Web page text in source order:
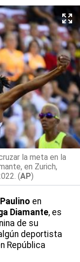
la meta en la
en Zurich,
(AP)
en
Diamante, es
de su
deportista
República